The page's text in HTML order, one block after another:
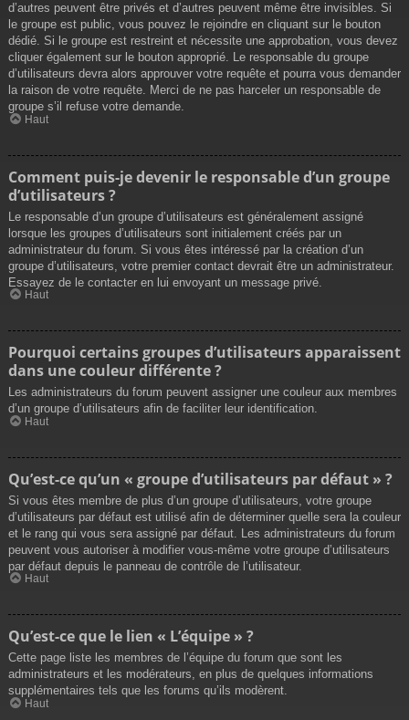
d’autres peuvent être privés et d’autres peuvent même être invisibles. Si
le groupe est public, vous pouvez le rejoindre en cliquant sur le bouton
dédié. Si le groupe est restreint et nécessite une approbation, vous devez
cliquer également sur le bouton approprié. Le responsable du groupe
d’utilisateurs devra alors approuver votre requête et pourra vous demander
la raison de votre requête. Merci de ne pas harceler un responsable de
groupe s’il refuse votre demande.
Haut
Comment puis-je devenir le responsable d’un groupe
d’utilisateurs ?
Le responsable d’un groupe d’utilisateurs est généralement assigné
lorsque les groupes d’utilisateurs sont initialement créés par un
administrateur du forum. Si vous êtes intéressé par la création d’un
groupe d’utilisateurs, votre premier contact devrait être un administrateur.
Essayez de le contacter en lui envoyant un message privé.
Haut
Pourquoi certains groupes d’utilisateurs apparaissent
dans une couleur différente ?
Les administrateurs du forum peuvent assigner une couleur aux membres
d’un groupe d’utilisateurs afin de faciliter leur identification.
Haut
Qu’est-ce qu’un « groupe d’utilisateurs par défaut » ?
Si vous êtes membre de plus d’un groupe d’utilisateurs, votre groupe
d’utilisateurs par défaut est utilisé afin de déterminer quelle sera la couleur
et le rang qui vous sera assigné par défaut. Les administrateurs du forum
peuvent vous autoriser à modifier vous-même votre groupe d’utilisateurs
par défaut depuis le panneau de contrôle de l’utilisateur.
Haut
Qu’est-ce que le lien « L’équipe » ?
Cette page liste les membres de l’équipe du forum que sont les
administrateurs et les modérateurs, en plus de quelques informations
supplémentaires tels que les forums qu’ils modèrent.
Haut